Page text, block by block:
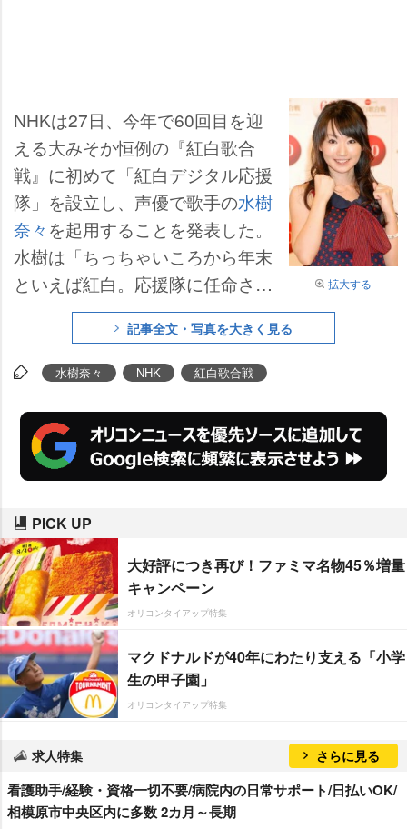
拡大する
NHKは27日、今年で60回目を迎
える大みそか恒例の『紅白歌合
戦』に初めて「紅白デジタル応援
隊」を設立し、声優で歌手の水樹
奈々 を起用することを発表した。
水樹は「ちっちゃいころから年末
といえば紅白。応援隊に任命され
て光栄です」と、緊張で言葉を噛
みながらも声を弾ませた。同応援
隊は、本番までにインターネット
を展開し、紅白応援隊の関根麻里
テリー伊藤と共に年末の風物詩
を盛り上げていく。
記事全文・写真を大きく見る
水樹奈々 NHK 紅白歌合戦
PICK UP
大好評につき再び！ファミマ名物45％増量
キャンペーン
オリコンタイアップ特集
マクドナルドが40年にわたり支える「小学
生の甲子園」
オリコンタイアップ特集
求人特集 さらに見る
看護助手/経験・資格一切不要/病院内の日常サポート/日払いOK/
相模原市中央区内に多数 2カ月～長期